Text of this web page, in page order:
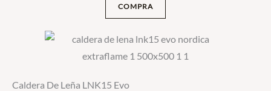
COMPRA
Caldera De Leña LNK15 Evo